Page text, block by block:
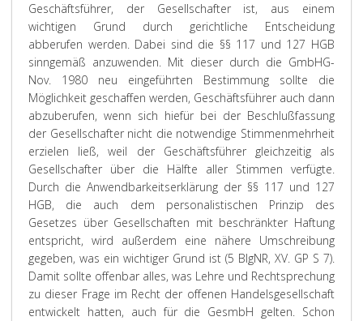
Geschäftsführer, der Gesellschafter ist, aus einem
wichtigen Grund durch gerichtliche Entscheidung
abberufen werden. Dabei sind die §§ 117 und 127 HGB
sinngemäß anzuwenden. Mit dieser durch die GmbHG-
Nov. 1980 neu eingeführten Bestimmung sollte die
Möglichkeit geschaffen werden, Geschäftsführer auch dann
abzuberufen, wenn sich hiefür bei der Beschlußfassung
der Gesellschafter nicht die notwendige Stimmenmehrheit
erzielen ließ, weil der Geschäftsführer gleichzeitig als
Gesellschafter über die Hälfte aller Stimmen verfügte.
Durch die Anwendbarkeitserklärung der §§ 117 und 127
HGB, die auch dem personalistischen Prinzip des
Gesetzes über Gesellschaften mit beschränkter Haftung
entspricht, wird außerdem eine nähere Umschreibung
gegeben, was ein wichtiger Grund ist (5 BlgNR, XV. GP S 7).
Damit sollte offenbar alles, was Lehre und Rechtsprechung
zu dieser Frage im Recht der offenen Handelsgesellschaft
entwickelt hatten, auch für die GesmbH gelten. Schon